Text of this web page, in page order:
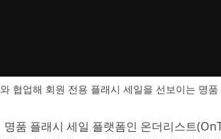
협업해 회원 전용 플래시 세일을 선보이는 명
명품 플래시 세일 플랫폼인 온더리스트